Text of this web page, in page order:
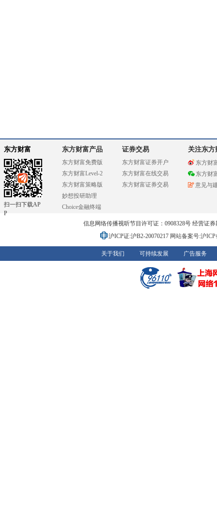
东方财富
扫一扫下载AP
P
东方财富产品
东方财富免费版
东方财富Level-2
东方财富策略版
妙想投研助理
Choice金融终端
证券交易
东方财富证券开户
东方财富在线交易
东方财富证券交易
关注东方
东方财
东方财
意见与
信息网络传播视听节目许可证：0908328号 经营证
沪ICP证:沪B2-20070217 网站备案号:沪
关于我们 可持续发展 广告服务